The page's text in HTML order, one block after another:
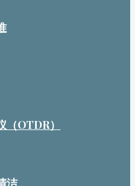
（OTDR）
洁